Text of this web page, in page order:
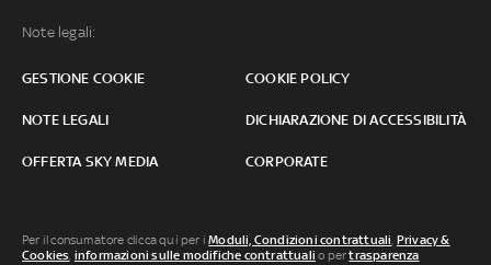
Note legali:
GESTIONE COOKIE COOKIE POLICY
NOTE LEGALI DICHIARAZIONE DI ACCESSIBILITÀ
OFFERTA SKY MEDIA CORPORATE
Per il consumatore clicca qui per iModuli, Condizioni contrattuali, Privacy &
Cookies, informazioni sulle modifiche contrattuali o pertrasparenza